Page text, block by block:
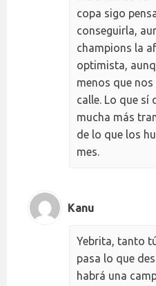
copa sigo
conseguirla,
champions la
optimista,
menos que
calle. Lo que sí
mucha más
de lo que los
mes.
Kanu
Yebrita, tanto
pasa lo que
habrá una